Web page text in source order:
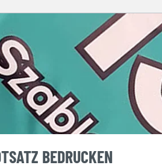
BEDRUCKEN